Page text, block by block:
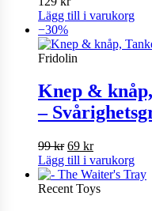
Lägg till i varukorg
−30%
Fridolin
Knep &
–
99kr Det
ursprungliga
priset
var:
69 krDet
nuvarande
priset
är:
Lägg till i varukorg
Recent Toys